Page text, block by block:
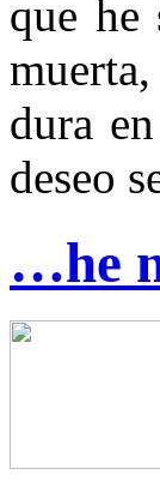
que he
dura
deseo
…he